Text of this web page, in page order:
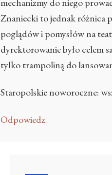
mechanizmy do niego
Znaniecki to jednak różnica
poglądów i pomysłów na
dyrektorowanie było celem
tylko trampoliną do
Staropolskie noworoczne:
Odpowiedz